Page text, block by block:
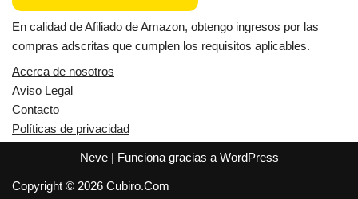
En calidad de Afiliado de Amazon, obtengo ingresos por las
compras adscritas que cumplen los requisitos aplicables.
Acerca de nosotros
Aviso Legal
Contacto
Políticas de privacidad
Neve| Funciona gracias a WordPress
Copyright © 2026 Cubiro.Com